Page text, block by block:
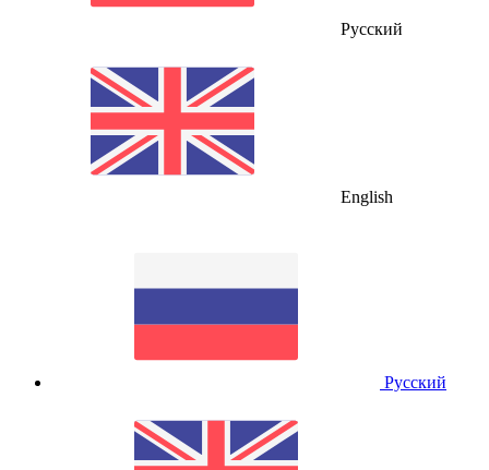
Русский
English
Русский